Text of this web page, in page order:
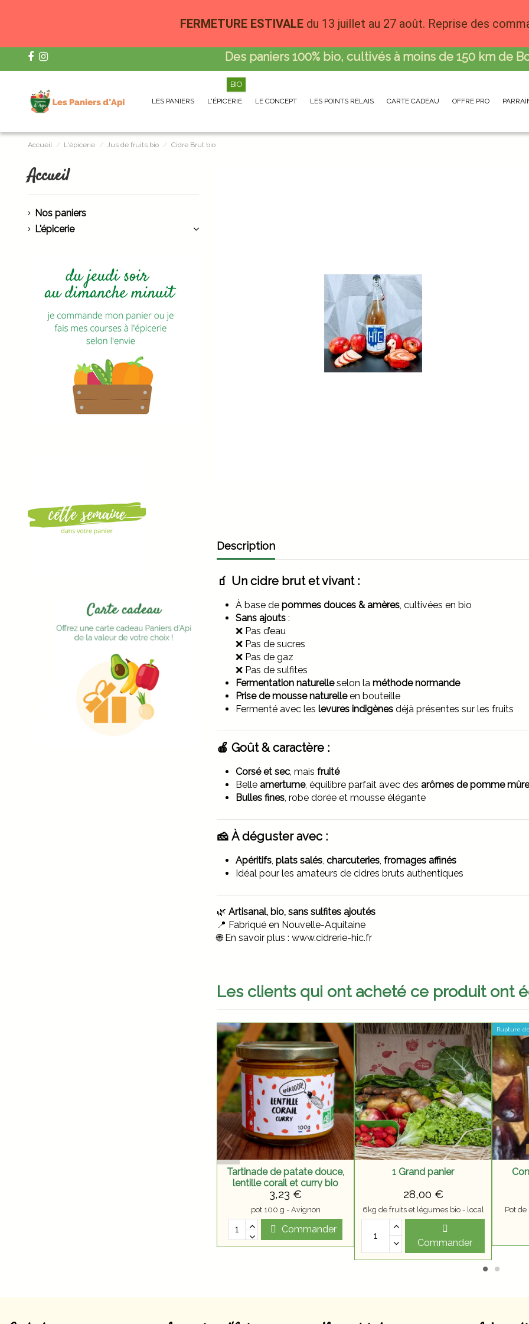
FERMETURE ESTIVALE du 13 juillet au 27 août. Reprise des
Des paniers 100% bio, cultivés à moins de 150 km de
LES PANIERS L'ÉPICERIE
BIO
LE CONCEPT LES POINTS RELAIS CARTE CADEAU OFFRE PRO
Accueil L'épicerie Jus de fruits bio Cidre Brut bio
Description
🧃 Un cidre brut et vivant :
À base de pommes douces & amères , cultivées en bio
Sans ajouts :
❌ Pas d’eau
❌ Pas de sucres
❌ Pas de gaz
❌ Pas de sulfites
Fermentation naturelleselon la méthode normande
Prise de mousse naturelleen bouteille
Fermenté avec les levures indigènes déjà présentes sur les fruits
🍎 Goût & caractère :
Corsé et sec , mais fruité
Belle amertume, équilibre parfait avec des arômes de pomme mûre
Bulles fines , robe dorée et mousse élégante
🧀 À déguster avec :
Apéritifs, plats salés, charcuteries, fromages affinés
Idéal pour les amateurs de cidres bruts authentiques
🌿 Artisanal, bio, sans sulfites ajoutés
📍 Fabriqué en Nouvelle-Aquitaine
🌐 En savoir plus : www.cidrerie-hic.fr
Les clients qui ont acheté ce produit ont
Tartinade de patate douce,
lentille corail et curry bio
3,23 €
pot 100 g - Avignon
Commander
1 Grand panier
28,00 €
6kg de fruits et légumes bio - local
Commander
Rupture
Pot
Accueil
Nos paniers
L'épicerie